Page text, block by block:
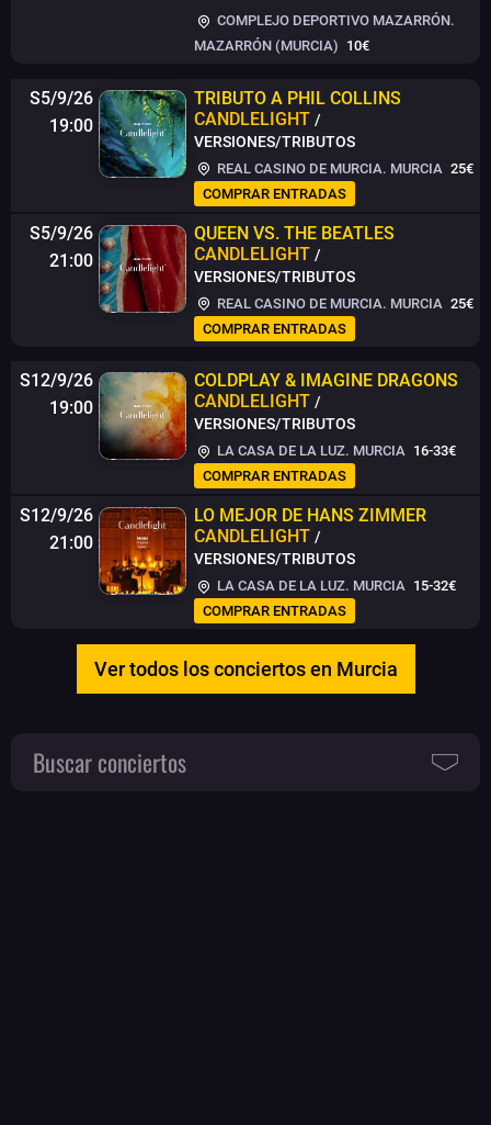
COMPLEJO DEPORTIVO MAZARRÓN.
MAZARRÓN (MURCIA) 10€
S5/9/26
19:00
TRIBUTO A PHIL COLLINS
CANDLELIGHT /
VERSIONES/TRIBUTOS
REAL CASINO DE MURCIA. MURCIA 25€
COMPRAR ENTRADAS
S5/9/26
21:00
QUEEN VS. THE BEATLES
CANDLELIGHT /
VERSIONES/TRIBUTOS
REAL CASINO DE MURCIA. MURCIA 25€
COMPRAR ENTRADAS
S12/9/26
19:00
COLDPLAY & IMAGINE DRAGONS
CANDLELIGHT /
VERSIONES/TRIBUTOS
LA CASA DE LA LUZ. MURCIA 16-33€
COMPRAR ENTRADAS
S12/9/26
21:00
LO MEJOR DE HANS ZIMMER
CANDLELIGHT /
VERSIONES/TRIBUTOS
LA CASA DE LA LUZ. MURCIA 15-32€
COMPRAR ENTRADAS
Ver todos los conciertos en Murcia
Buscar conciertos